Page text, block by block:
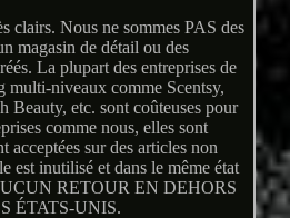
clairs. Nous ne sommes PAS des
magasin de détail ou des
La plupart des entreprises de
multi-niveaux comme Scentsy,
Beauty, etc. sont coûteuses pour
comme nous, elles sont
acceptées sur des articles non
est inutilisé et dans le même état
RETOUR EN DEHORS
ÉTATS-UNIS.